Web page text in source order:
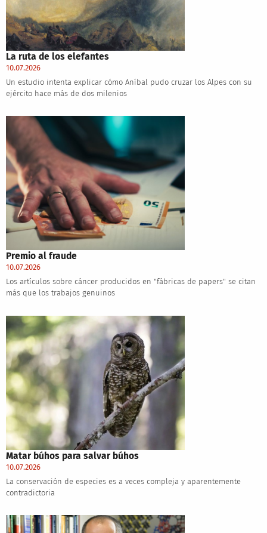
La ruta de los elefantes
10.07.2026
Un estudio intenta explicar cómo Aníbal pudo cruzar los Alpes con su
ejército hace más de dos milenios
Premio al fraude
10.07.2026
Los artículos sobre cáncer producidos en "fábricas de papers" se citan
más que los trabajos genuinos
Matar búhos para salvar búhos
10.07.2026
La conservación de especies es a veces compleja y aparentemente
contradictoria